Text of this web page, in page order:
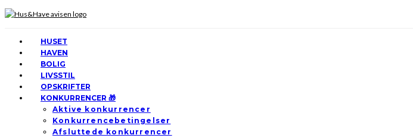
HUSET
HAVEN
BOLIG
LIVSSTIL
OPSKRIFTER
KONKURRENCER 🎁
Aktive konkurrencer
Konkurrencebetingelser
Afsluttede konkurrencer